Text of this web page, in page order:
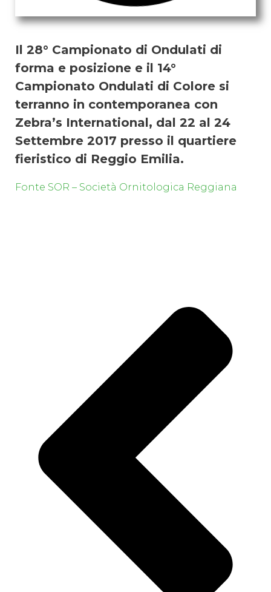
Il 28° Campionato di Ondulati di
forma e posizione e il 14°
Campionato Ondulati di Colore si
terranno in contemporanea con
Zebra’s International, dal 22 al 24
Settembre 2017 presso il quartiere
fieristico di Reggio Emilia.
Fonte SOR – Società Ornitologica Reggiana